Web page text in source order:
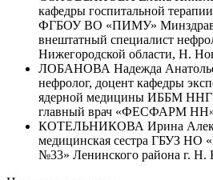
кафедры госпитальной
ФГБОУ ВО «ПИМУ»
внештатный специалист
Нижегородской области, Н.
ЛОБАНОВА Надежда
нефролог, доцент кафедры
ядерной медицины ИББМ
главный врач «ФЕСФАРМ
КОТЕЛЬНИКОВА Ирина
медицинская сестра ГБУЗ НО
№33» Ленинского района г. Н.